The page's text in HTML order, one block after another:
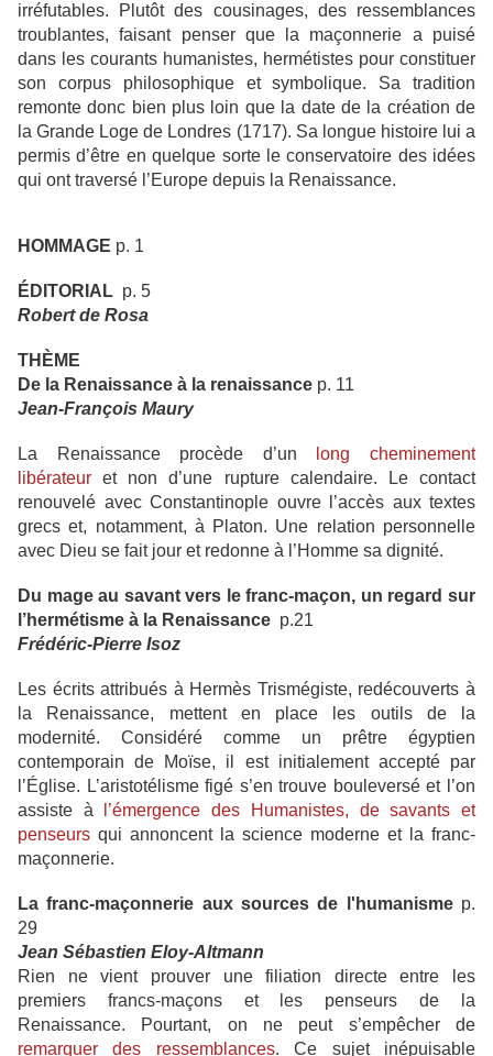
irréfutables. Plutôt des cousinages, des ressemblances
troublantes, faisant penser que la maçonnerie a puisé
dans les courants humanistes, hermétistes pour constituer
son corpus philosophique et symbolique. Sa tradition
remonte donc bien plus loin que la date de la création de
la Grande Loge de Londres (1717). Sa longue histoire lui a
permis d’être en quelque sorte le conservatoire des idées
qui ont traversé l’Europe depuis la Renaissance.
HOMMAGE p. 1
ÉDITORIAL p. 5
Robert de Rosa
THÈME
De la Renaissance à la renaissance p. 11
Jean-François Maury
La Renaissance procède d’un
long cheminement
libérateur et non d’une rupture calendaire. Le contact
renouvelé avec Constantinople ouvre l’accès aux textes
grecs et, notamment, à Platon. Une relation personnelle
avec Dieu se fait jour et redonne à l’Homme sa dignité.
Du mage au savant vers le franc-maçon, un regard sur
l’hermétisme à la Renaissance p.21
Frédéric-Pierre Isoz
Les écrits attribués à Hermès Trismégiste, redécouverts à
la Renaissance, mettent en place les outils de la
modernité. Considéré comme un prêtre égyptien
contemporain de Moïse, il est initialement accepté par
l’Église. L’aristotélisme figé s’en trouve bouleversé et l’on
assiste à
l’émergence des Humanistes, de savants et
penseurs qui annoncent la science moderne et la franc-
maçonnerie.
La franc-maçonnerie aux sources de l'humanisme p.
29
Jean Sébastien Eloy-Altmann
Rien ne vient prouver une filiation directe entre les
premiers francs-maçons et les penseurs de la
Renaissance. Pourtant, on ne peut s’empêcher de
remarquer des ressemblances. Ce sujet inépuisable